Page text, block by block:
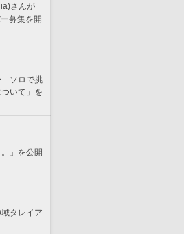
さんが
募集を開
ソロで挑
いて」を
。」を公開
域タレイア